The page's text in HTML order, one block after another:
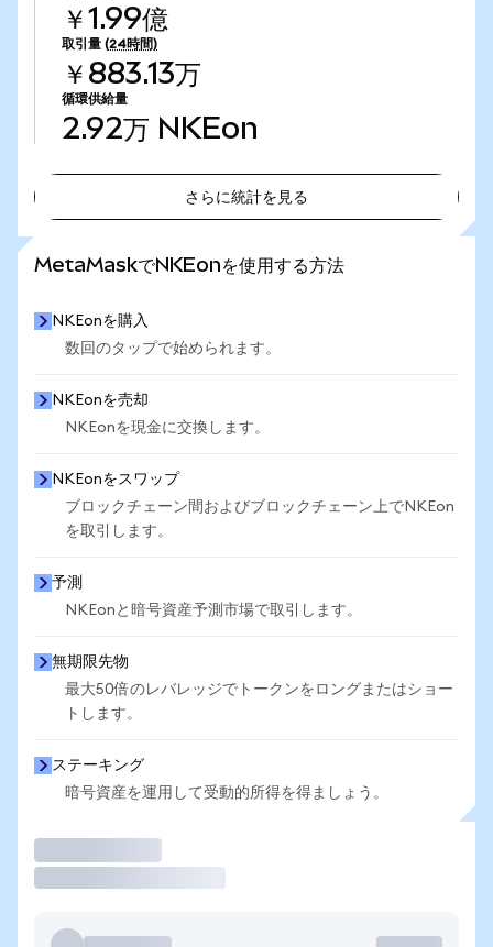
￥1.99億
取引量 (24時間)
￥883.13万
循環供給量
2.92万 NKEon
さらに統計を見る
MetaMaskでNKEonを使用する方法
NKEonを購入
数回のタップで始められます。
NKEonを売却
NKEonを現金に交換します。
NKEonをスワップ
ブロックチェーン間およびブロックチェーン上でNKEon
を取引します。
予測
NKEonと暗号資産予測市場で取引します。
無期限先物
最大50倍のレバレッジでトークンをロングまたはショー
トします。
ステーキング
暗号資産を運用して受動的所得を得ましょう。